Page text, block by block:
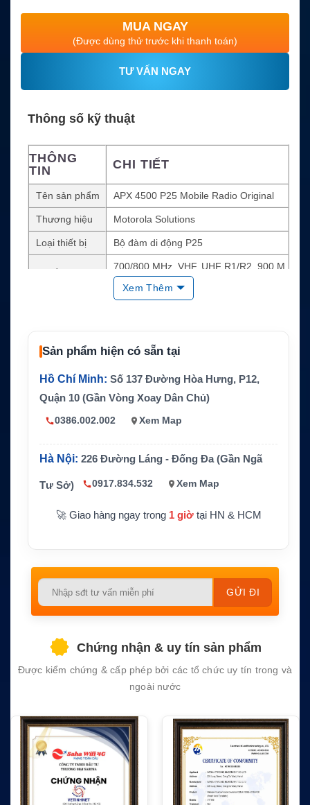
MUA NGAY
(Được dùng thử trước khi thanh toán)
TƯ VẤN NGAY
Thông số kỹ thuật
THÔNG
TIN
CHI TIẾT
Tên sản phẩm APX 4500 P25 Mobile Radio Original
Thương hiệu Motorola Solutions
Loại thiết bị Bộ đàm di động P25
Dải tần
700/800 MHz, VHF, UHF R1/R2, 900 M
Hz
512 kênh tiêu chuẩn
Định vị
GPS/GLONASS outdoor location trackin
Bảo mật 256-bit AES, ADP, FIPS 140-2 Level 3
Lập trình
n
Bảo vệ IP56, MIL-STD 810 C/D/E/F/G
Xem Thêm
Sản phẩm hiện có sẵn tại
Hồ Chí Minh: Số 137 Đường Hòa Hưng, P12,
Quận 10 (Gần Vòng Xoay Dân Chủ)
0386.002.002 Xem Map
Hà Nội: 226 Đường Láng - Đống Đa (Gần Ngã
Tư Sở) 0917.834.532 Xem Map
🚀 Giao hàng ngay trong 1 giờtại HN & HCM
Please
empty.
Chứng nhận & uy tín sản phẩm
Được kiểm chứng & cấp phép bởi các tổ chức uy tín trong và
ngoài nước